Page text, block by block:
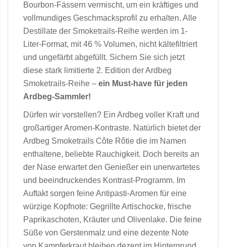
Bourbon-Fässern vermischt, um ein kräftiges und
vollmundiges Geschmacksprofil zu erhalten. Alle
Destillate der Smoketrails-Reihe werden im 1-
Liter-Format, mit 46 % Volumen, nicht kältefiltriert
und ungefärbt abgefüllt. Sichern Sie sich jetzt
diese stark limitierte 2. Edition der Ardbeg
Smoketrails-Reihe – ein Must-have für jeden
Ardbeg-Sammler!
Dürfen wir vorstellen? Ein Ardbeg voller Kraft und
großartiger Aromen-Kontraste. Natürlich bietet der
Ardbeg Smoketrails Côte Rôtie die im Namen
enthaltene, beliebte Rauchigkeit. Doch bereits an
der Nase erwartet den Genießer ein unerwartetes
und beeindruckendes Kontrast-Programm. Im
Auftakt sorgen feine Antipasti-Aromen für eine
würzige Kopfnote: Gegrillte Artischocke, frische
Paprikaschoten, Kräuter und Olivenlake. Die feine
Süße von Gerstenmalz und eine dezente Note